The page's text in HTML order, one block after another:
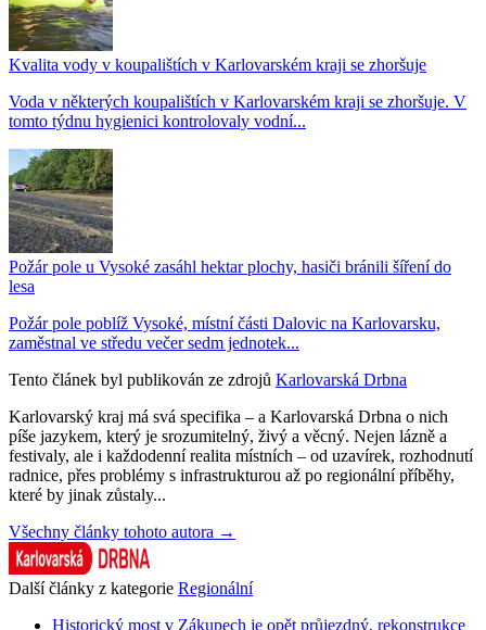
Kvalita vody v koupalištích v Karlovarském kraji se zhoršuje
Voda v některých koupalištích v Karlovarském kraji se zhoršuje. V
tomto týdnu hygienici kontrolovaly vodní...
Požár pole u Vysoké zasáhl hektar plochy, hasiči bránili šíření do
lesa
Požár pole poblíž Vysoké, místní části Dalovic na Karlovarsku,
zaměstnal ve středu večer sedm jednotek...
Tento článek byl publikován ze zdrojů Karlovarská Drbna
Karlovarský kraj má svá specifika – a Karlovarská Drbna o nich
píše jazykem, který je srozumitelný, živý a věcný. Nejen lázně a
festivaly, ale i každodenní realita místních – od uzavírek, rozhodnutí
radnice, přes problémy s infrastrukturou až po regionální příběhy,
které by jinak zůstaly...
Všechny články tohoto autora →
Další články z kategorie Regionální
Historický most v Zákupech je opět průjezdný, rekonstrukce